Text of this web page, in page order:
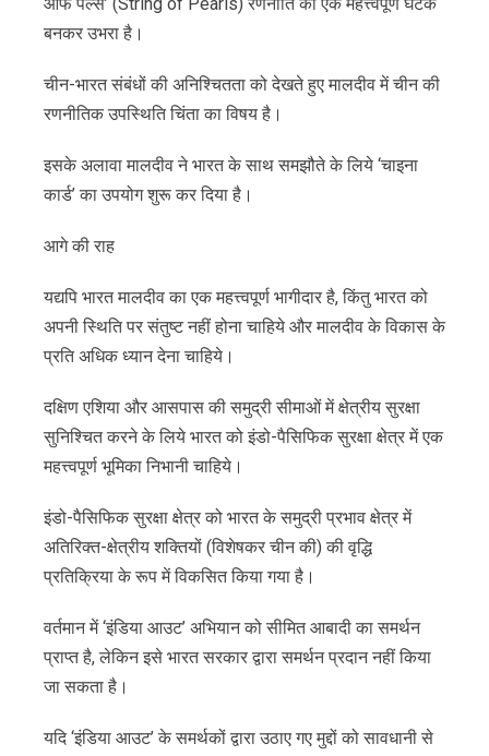
बनकर उभरा है।
चीन-भारत संबंधों की अनिश्चितता को देखते हुए मालदीव में चीन की
रणनीतिक उपस्थिति चिंता का विषय है।
इसके अलावा मालदीव ने भारत के साथ समझौते के लिये ‘चाइना
कार्ड’ का उपयोग शुरू कर दिया है।
आगे की राह
यद्यपि भारत मालदीव का एक महत्त्वपूर्ण भागीदार है, किंतु भारत को
अपनी स्थिति पर संतुष्ट नहीं होना चाहिये और मालदीव के विकास के
प्रति अधिक ध्यान देना चाहिये।
दक्षिण एशिया और आसपास की समुद्री सीमाओं में क्षेत्रीय सुरक्षा
सुनिश्चित करने के लिये भारत को इंडो-पैसिफिक सुरक्षा क्षेत्र में एक
महत्त्वपूर्ण भूमिका निभानी चाहिये।
इंडो-पैसिफिक सुरक्षा क्षेत्र को भारत के समुद्री प्रभाव क्षेत्र में
अतिरिक्त-क्षेत्रीय शक्तियों (विशेषकर चीन की) की वृद्धि
प्रतिक्रिया के रूप में विकसित किया गया है।
वर्तमान में ‘इंडिया आउट’ अभियान को सीमित आबादी का समर्थन
प्राप्त है, लेकिन इसे भारत सरकार द्वारा समर्थन प्रदान नहीं किया
जा सकता है।
यदि ‘इंडिया आउट’ के समर्थकों द्वारा उठाए गए मुद्दों को सावधानी से